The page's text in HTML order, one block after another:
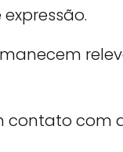
contato com